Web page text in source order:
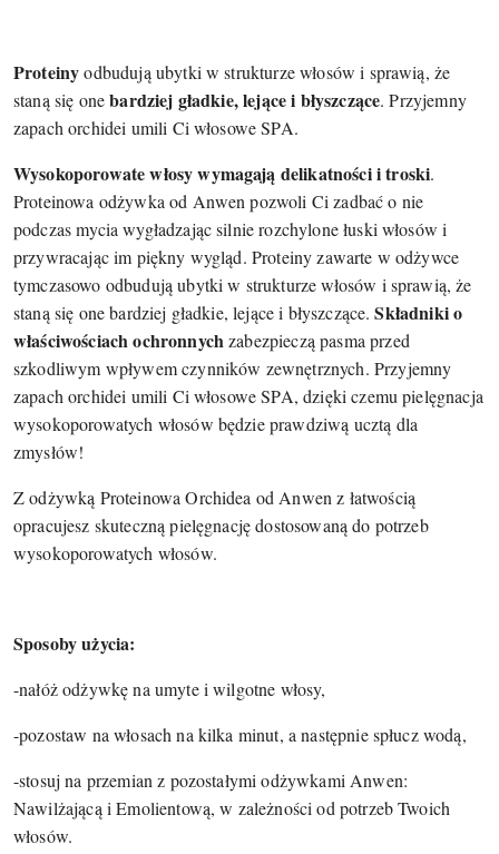
Proteinyodbudują ubytki w strukturze włosów i sprawią, że
staną się onebardziej gładkie, lejące i błyszczące. Przyjemny
zapach orchidei umili Ci włosowe SPA.
Wysokoporowate włosy wymagają delikatności i troski.
Proteinowa odżywka od Anwen pozwoli Ci zadbać o nie
podczas mycia wygładzając silnie rozchylone łuski włosów i
przywracając im piękny wygląd. Proteiny zawarte w odżywce
tymczasowo odbudują ubytki w strukturze włosów i sprawią, że
staną się one bardziej gładkie, lejące i błyszczące.Składniki o
właściwościach ochronnychzabezpieczą pasma przed
szkodliwym wpływem czynników zewnętrznych. Przyjemny
zapach orchidei umili Ci włosowe SPA, dzięki czemu pielęgnacja
wysokoporowatych włosów będzie prawdziwą ucztą dla
zmysłów!
Z odżywką Proteinowa Orchidea od Anwen z łatwością
opracujesz skuteczną pielęgnację dostosowaną do potrzeb
wysokoporowatych włosów.
Sposoby użycia:
-nałóż odżywkę na umyte i wilgotne włosy,
-pozostaw na włosach na kilka minut, a następnie spłucz wodą,
-stosuj na przemian z pozostałymi odżywkami Anwen:
Nawilżającą i Emolientową, w zależności od potrzeb Twoich
włosów.